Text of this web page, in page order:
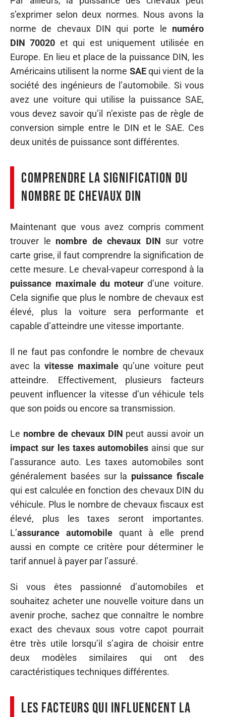
s’exprimer selon deux normes. Nous avons la
norme de chevaux DIN qui porte le numéro
DIN 70020 et qui est uniquement utilisée en
Europe. En lieu et place de la puissance DIN, les
Américains utilisent la norme SAEqui vient de la
société des ingénieurs de l’automobile. Si vous
avez une voiture qui utilise la puissance SAE,
vous devez savoir qu’il n’existe pas de règle de
conversion simple entre le DIN et le SAE. Ces
deux unités de puissance sont différentes.
Comprendre la signification du
nombre de chevaux DIN
Maintenant que vous avez compris comment
trouver le nombre de chevaux DIN sur votre
carte grise, il faut comprendre la signification de
cette mesure. Le cheval-vapeur correspond à la
puissance maximale du moteurd’une voiture.
Cela signifie que plus le nombre de chevaux est
élevé, plus la voiture sera performante et
capable d’atteindre une vitesse importante.
Il ne faut pas confondre le nombre de chevaux
avec la vitesse maximale qu’une voiture peut
atteindre. Effectivement, plusieurs facteurs
peuvent influencer la vitesse d’un véhicule tels
que son poids ou encore sa transmission.
Le nombre de chevaux DIN peut aussi avoir un
impact sur les taxes automobiles ainsi que sur
l’assurance auto. Les taxes automobiles sont
généralement basées sur la puissance fiscale
qui est calculée en fonction des chevaux DIN du
véhicule. Plus le nombre de chevaux fiscaux est
élevé, plus les taxes seront importantes.
L’assurance automobilequant à elle prend
aussi en compte ce critère pour déterminer le
tarif annuel à payer par l’assuré.
Si vous êtes passionné d’automobiles et
souhaitez acheter une nouvelle voiture dans un
avenir proche, sachez que connaître le nombre
exact des chevaux sous votre capot pourrait
être très utile lorsqu’il s’agira de choisir entre
deux modèles similaires qui ont des
caractéristiques techniques différentes.
Les facteurs qui influencent la